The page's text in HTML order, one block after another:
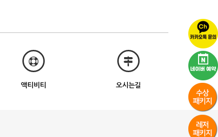
액티비티 오시는길